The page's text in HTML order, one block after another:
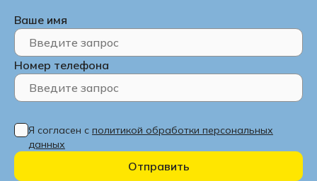
Ваше имя
Номер телефона
Я согласен с политикой обработки персональных
данных
Отправить